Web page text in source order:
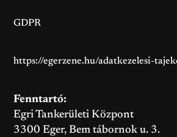
GDPR
https://egerzene.hu/adatkezelesi-
Fenntartó:
Egri Tankerületi Központ
3300 Eger, Bem tábornok u. 3.